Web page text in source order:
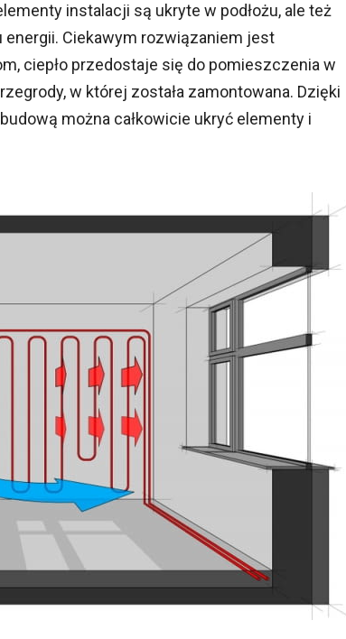
instalacji są ukryte w podłożu, ale też
Ciekawym rozwiązaniem jest
ciepło przedostaje się do pomieszczenia w
w której została zamontowana. Dzięki
można całkowicie ukryć elementy i